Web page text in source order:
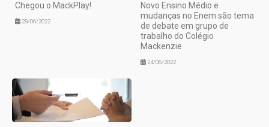
Chegou o MackPlay!
28/06/2022
Novo Ensino Médio e
mudanças no Enem são tema
de debate em grupo de
trabalho do Colégio
Mackenzie
24/06/2022